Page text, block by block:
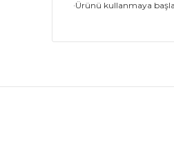
·Ürünü kullanmaya